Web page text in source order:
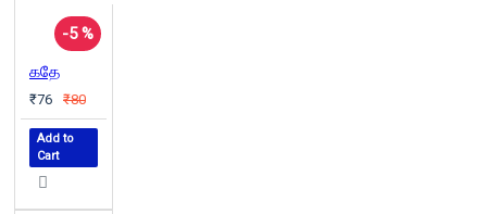
-5 %
கதே
₹76 ₹80
Add to
Cart